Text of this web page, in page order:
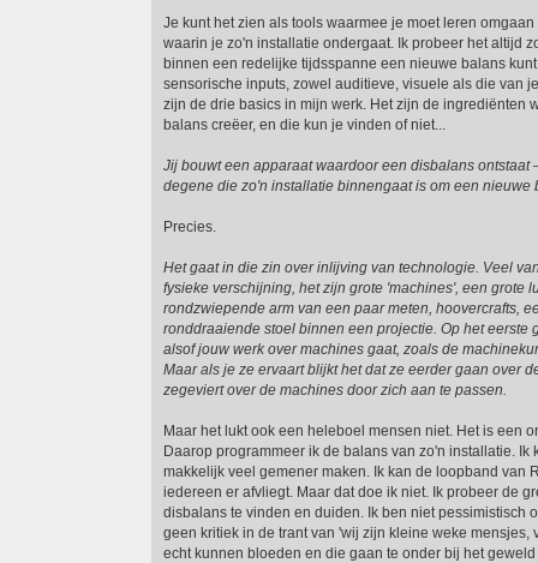
Je kunt het zien als tools waarmee je moet leren
waarin je zo'n installatie ondergaat. Ik probeer het altijd
binnen een redelijke tijdsspanne een nieuwe balans
sensorische inputs, zowel auditieve, visuele als die van
zijn de drie basics in mijn werk. Het zijn de ingrediënten
balans creëer, en die kun je vinden of niet...
Jij bouwt een apparaat waardoor een disbalans ontstaat
degene die zo'n installatie binnengaat is om een nieuwe
Precies.
Het gaat in die zin over inlijving van technologie. Veel
fysieke verschijning, het zijn grote 'machines', een grote
rondzwiepende arm van een paar meten, hoovercrafts,
ronddraaiende stoel binnen een projectie. Op het eerste
alsof jouw werk over machines gaat, zoals de
Maar als je ze ervaart blijkt het dat ze eerder gaan over
zegeviert over de machines door zich aan te passen.
Maar het lukt ook een heleboel mensen niet. Het is een
Daarop programmeer ik de balans van zo'n installatie. Ik
makkelijk veel gemener maken. Ik kan de loopband van
iedereen er afvliegt. Maar dat doe ik niet. Ik probeer de
disbalans te vinden en duiden. Ik ben niet pessimistisch
geen kritiek in de trant van 'wij zijn kleine weke mensjes,
echt kunnen bloeden en die gaan te onder bij het